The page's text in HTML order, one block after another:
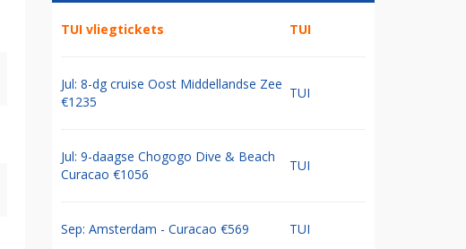
TUI vliegtickets TUI
Jul: 8-dg cruise Oost Middellandse Zee
€1235
TUI
Jul: 9-daagse Chogogo Dive & Beach
Curacao €1056
TUI
Sep: Amsterdam - Curacao €569 TUI